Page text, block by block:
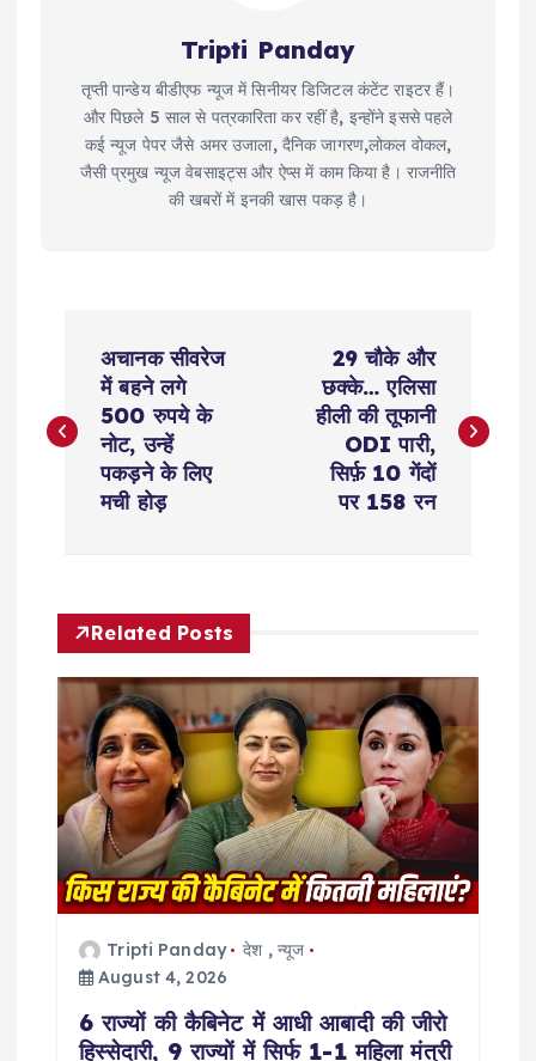
Tripti Panday
तृप्ती पान्डेय बीडीएफ न्यूज में सिनीयर डिजिटल कंटेंट राइटर हैं।
और पिछले 5 साल से पत्रकारिता कर रहीं है, इन्होंने इससे पहले
कई न्यूज पेपर जैसे अमर उजाला, दैनिक जागरण,लोकल वोकल,
जैसी प्रमुख न्यूज वेबसाइट्स और ऐप्स में काम किया है। राजनीति
की खबरों में इनकी खास पकड़ है।
s
a
v
g
a
t
अचानक सीवरेज
में बहने लगे
500 रुपये के
नोट, उन्हें
पकड़ने के लिए
मची होड़
29 चौके और
छक्के… एलिसा
हीली की तूफानी
ODI पारी,
सिर्फ़ 10 गेंदों
पर 158 रन
Related Posts
Tripti Panday देश , न्यूज
August 4, 2026
6 राज्यों की कैबिनेट में आधी आबादी की जीरो
हिस्सेदारी, 9 राज्यों में सिर्फ 1-1 महिला मंत्री